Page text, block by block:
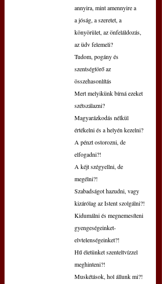
annyira, mint amennyire a
a jóság, a szeretet, a
könyörület, az önfeláldozás,
az üdv felemeli?
Tudom, pogány és
szentségtörő az
összehasonlítás
Mert melyikünk bírná ezeket
szétszálazni?
Magyarázkodás nélkül
értékelni és a helyén kezelni?
A pénzt ostorozni, de
elfogadni?!
A kéjt szégyellni, de
megélni?!
Szabadságot hazudni, vagy
kizárólag az Istent szolgálni?!
Kidumálni és megnemesíteni
gyengeségeinket-
elvtelenségeinket?!
Hű életünket szenteltvízzel
meghinteni?!
Muskétások, hol állunk mi?!